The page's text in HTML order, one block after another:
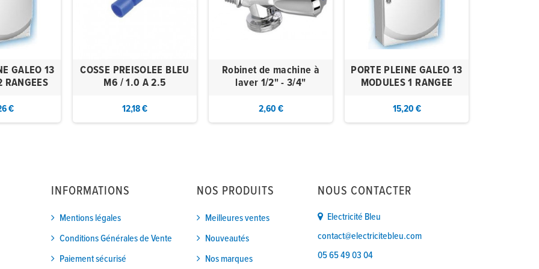
GALEO 13
RANGEES
€
COSSE PREISOLEE BLEU
M6 / 1.0 A 2.5
12,18 €
Robinet de machine à
laver 1/2" - 3/4"
2,60 €
PORTE PLEINE GALEO 13
MODULES 1 RANGEE
15,20 €
INFORMATIONS
Mentions légales
Conditions Générales de Vente
Paiement sécurisé
NOS PRODUITS
Meilleures ventes
Nouveautés
Nos marques
NOUS CONTACTER
Electricité Bleu
contact@electricitebleu.com
05 65 49 03 04